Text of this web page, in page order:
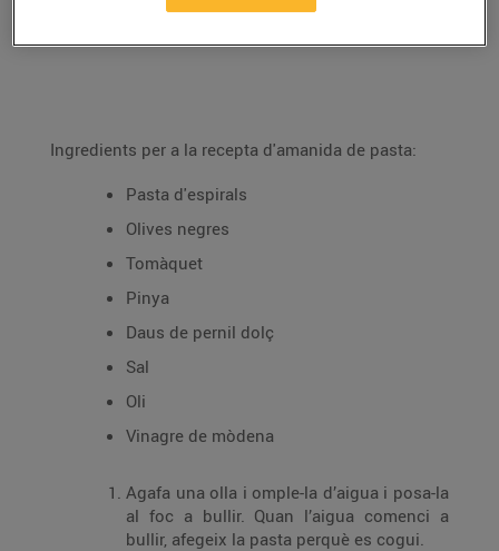
Ingredients per a la recepta d'amanida de pasta:
Pasta d'espirals
Olives negres
Tomàquet
Pinya
Daus de pernil dolç
Sal
Oli
Vinagre de mòdena
Agafa una olla i omple-la d’aigua i posa-la
al foc a bullir. Quan l’aigua comenci a
bullir, afegeix la pasta perquè es cogui.